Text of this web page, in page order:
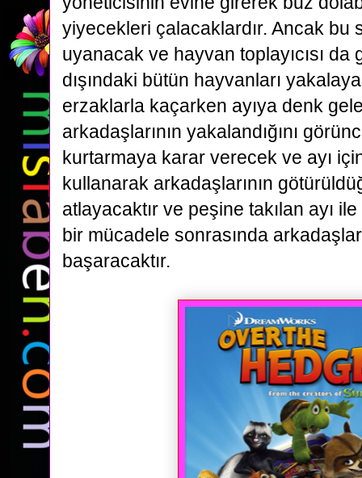
yiyecekleri çalacaklardır. Ancak bu
uyanacak ve hayvan toplayıcısı da
dışındaki bütün hayvanları
erzaklarla kaçarken ayıya denk
arkadaşlarının yakalandığını
kurtarmaya karar verecek ve ayı
kullanarak arkadaşlarının
atlayacaktır ve peşine takılan ayı ile
bir mücadele sonrasında
başaracaktır.